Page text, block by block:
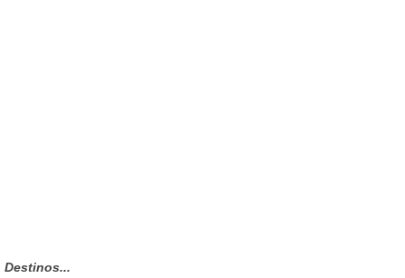
Destinos...